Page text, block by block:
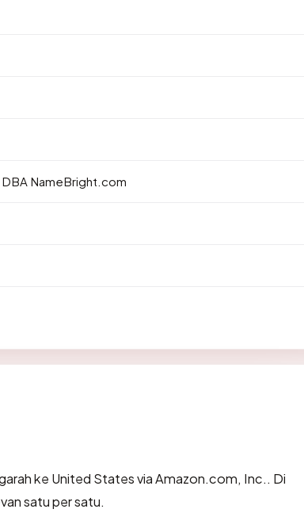
NameBright.com
ke United States via Amazon.com, Inc.. Di
satu per satu.